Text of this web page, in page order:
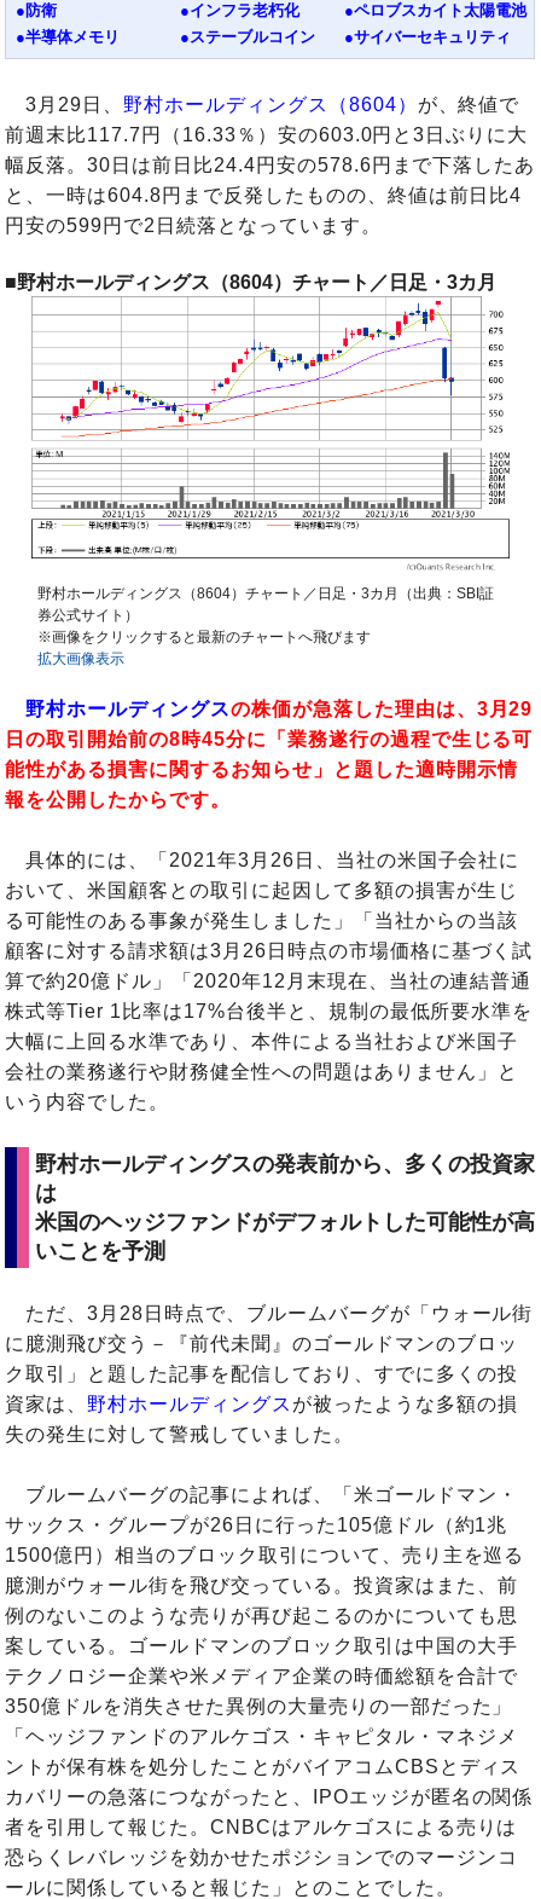
●防衛
●インフラ老朽化
●ペロブスカイト太陽電池
●半導体メモリ
●ステーブルコイン ●サイバーセキュリティ
3月29日、 野村ホールディングス（8604） が、終値で
前週末比117.7円（16.33％）安の603.0円と3日ぶりに大
幅反落。30日は前日比24.4円安の578.6円まで下落したあ
と、一時は604.8円まで反発したものの、終値は前日比4
円安の599円で2日続落となっています。
■野村ホールディングス（8604）チャート／日足・3カ月
野村ホールディングス（8604）チャート／日足・3カ月（出典：SBI証
券公式サイト）
※画像をクリックすると最新のチャートへ飛びます
拡大画像表示
野村ホールディングスの株価が急落した理由は、3月29
日の取引開始前の8時45分に「業務遂行の過程で生じる可
能性がある損害に関するお知らせ」と題した適時開示情
報を公開したからです。
具体的には、「2021年3月26日、当社の米国子会社に
おいて、米国顧客との取引に起因して多額の損害が生じ
る可能性のある事象が発生しました」「当社からの当該
顧客に対する請求額は3月26日時点の市場価格に基づく試
算で約20億ドル」「2020年12月末現在、当社の連結普通
株式等Tier 1比率は17%台後半と、規制の最低所要水準を
大幅に上回る水準であり、本件による当社および米国子
会社の業務遂行や財務健全性への問題はありません」と
いう内容でした。
野村ホールディングスの発表前から、多くの投資家
は
米国のヘッジファンドがデフォルトした可能性が高
いことを予測
ただ、3月28日時点で、ブルームバーグが「ウォール街
に臆測飛び交う－『前代未聞』のゴールドマンのブロッ
ク取引」と題した記事を配信しており、すでに多くの投
資家は、 野村ホールディングス が被ったような多額の損
失の発生に対して警戒していました。
ブルームバーグの記事によれば、「米ゴールドマン・
サックス・グループが26日に行った105億ドル（約1兆
1500億円）相当のブロック取引について、売り主を巡る
臆測がウォール街を飛び交っている。投資家はまた、前
例のないこのような売りが再び起こるのかについても思
案している。ゴールドマンのブロック取引は中国の大手
テクノロジー企業や米メディア企業の時価総額を合計で
350億ドルを消失させた異例の大量売りの一部だった」
「ヘッジファンドのアルケゴス・キャピタル・マネジメ
ントが保有株を処分したことがバイアコムCBSとディス
カバリーの急落につながったと、IPOエッジが匿名の関係
者を引用して報じた。CNBCはアルケゴスによる売りは
恐らくレバレッジを効かせたポジションでのマージンコ
ールに関係していると報じた」とのことでした。